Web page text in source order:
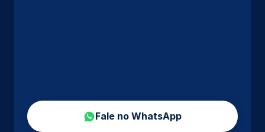
Fale no WhatsApp